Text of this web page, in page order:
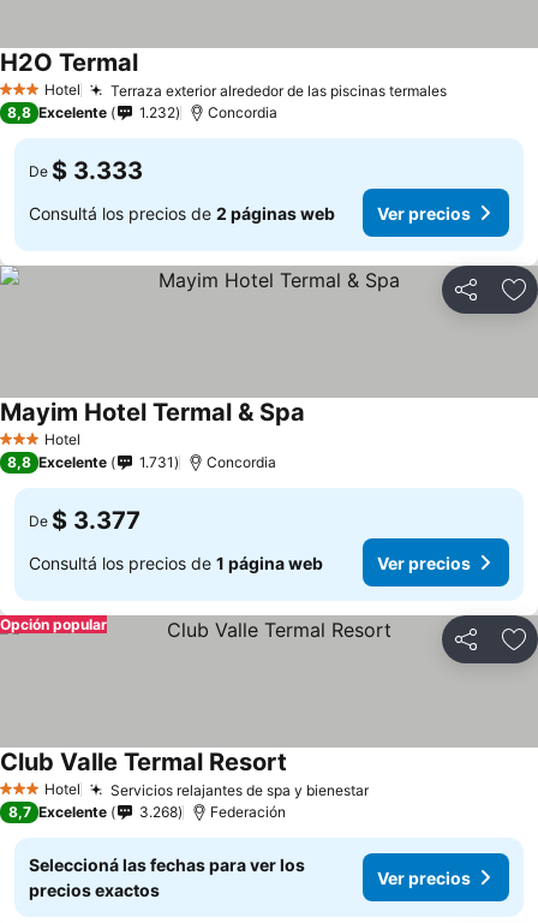
3 Estrellas
Hotel Terraza exterior alrededor de las piscinas termales
H2O Termal
8,8 Excelente 1.232 Concordia
De $ 3.333
Consultá los precios de 2 páginas web Ver precios
Compartir
3 Estrellas
Hotel
Mayim Hotel Termal & Spa
8,8 Excelente 1.731 Concordia
De $ 3.377
Consultá los precios de 1 página web Ver precios
Compartir
Opción popular
3 Estrellas
Hotel Servicios relajantes de spa y bienestar
Club Valle Termal Resort
8,7 Excelente 3.268 Federación
Seleccioná las fechas para ver los
precios exactos
Ver precios